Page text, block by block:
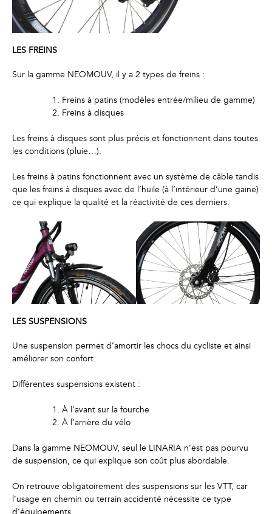
LES FREINS
Sur la gamme NEOMOUV, il y a 2 types de freins :
Freins à patins (modèles entrée/milieu de gamme)
Freins à disques
Les freins à disques sont plus précis et fonctionnent dans toutes
les conditions (pluie…).
Les freins à patins fonctionnent avec un système de câble tandis
que les freins à disques avec de l’huile (à l’intérieur d’une gaine)
ce qui explique la qualité et la réactivité de ces derniers.
LES SUSPENSIONS
Une suspension permet d’amortir les chocs du cycliste et ainsi
améliorer son confort.
Différentes suspensions existent :
À l’avant sur la fourche
À l’arrière du vélo
Dans la gamme NEOMOUV, seul le LINARIA n’est pas pourvu
de suspension, ce qui explique son coût plus abordable.
On retrouve obligatoirement des suspensions sur les VTT, car
l’usage en chemin ou terrain accidenté nécessite ce type
d’équipements.